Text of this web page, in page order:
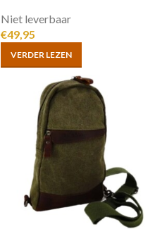
Niet leverbaar
€49,95
VERDER LEZEN